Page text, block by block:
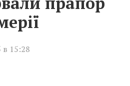
в 15:28